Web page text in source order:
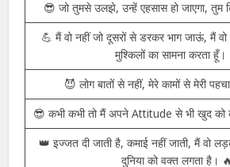
Download
😎 खुद को इतना खास बना लो कि दुनिया को
💥 मैं नहीं बदलता, बस जो मेरे लायक होते हैं,
😎 जो तुमसे उलझे, उन्हें एहसास हो जाएगा, तुम
💪 मैं वो नहीं जो दूसरों से डरकर भाग जाऊं, मैं